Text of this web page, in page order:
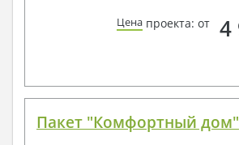
Цена проекта: от 4
Пакет "Комфортный дом"